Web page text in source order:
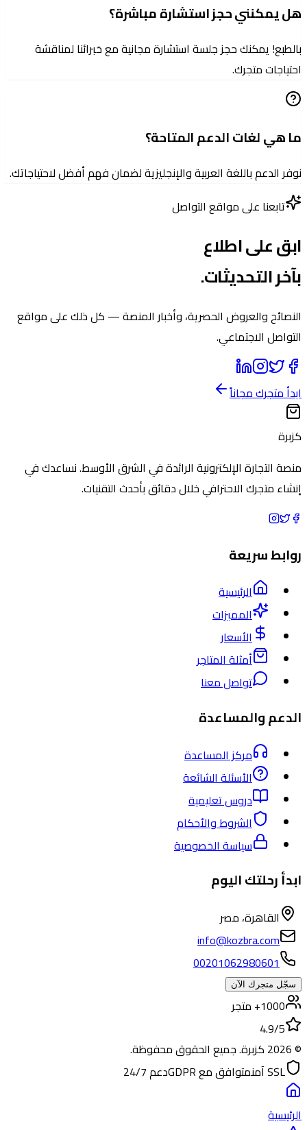
هل يمكنني حجز استشارة مباشرة؟
بالطبع! يمكنك حجز جلسة استشارة مجانية مع خبرائنا لمناقشة
احتياجات متجرك.
ما هي لغات الدعم المتاحة؟
نوفر الدعم باللغة العربية والإنجليزية لضمان فهم أفضل لاحتياجاتك.
تابعنا على مواقع التواصل
ابق على اطلاع
بآخر التحديثات.
النصائح والعروض الحصرية، وأخبار المنصة — كل ذلك على مواقع
التواصل الاجتماعي.
ابدأ متجرك مجاناً
كزبرة
منصة التجارة الإلكترونية الرائدة في الشرق الأوسط. نساعدك في
إنشاء متجرك الاحترافي خلال دقائق بأحدث التقنيات.
روابط سريعة
الرئيسية
المميزات
الأسعار
أمثلة المتاجر
تواصل معنا
الدعم والمساعدة
مركز المساعدة
الأسئلة الشائعة
دروس تعليمية
الشروط والأحكام
سياسة الخصوصية
ابدأ رحلتك اليوم
القاهرة، مصر
info@kozbra.com
00201062980601
سجّل متجرك الآن
1000+ متجر
4.9/5
©
2026 كزبرة. جميع الحقوق محفوظة.
SSL آمن
متوافق مع GDPR دعم 24/7
الرئيسية